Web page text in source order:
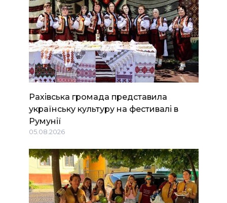
Рахівська громада представила
українську культуру на фестивалі в
Румунії
05.08.2026